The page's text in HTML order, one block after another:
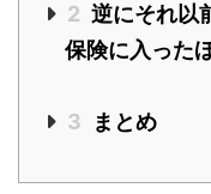
2 逆にそれ以
保険に入った
3 まとめ